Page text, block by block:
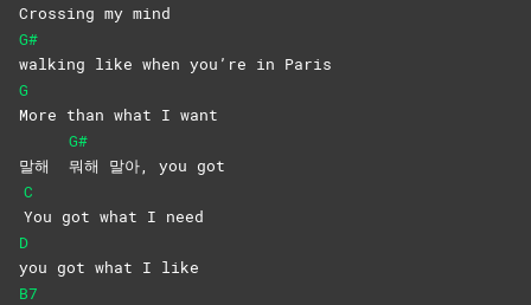
Crossing my mind
G#
walking like when you’re in Paris
G
More than what I want
말해
G#
뭐해 말아, you got
C
You got what I need
D
you got what I like
B7